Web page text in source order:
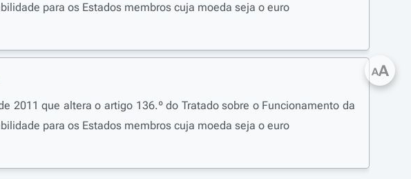
para os Estados membros cuja moeda seja o euro
2011 que altera o artigo 136.º do Tratado sobre o Funcionamento da
para os Estados membros cuja moeda seja o euro
AA